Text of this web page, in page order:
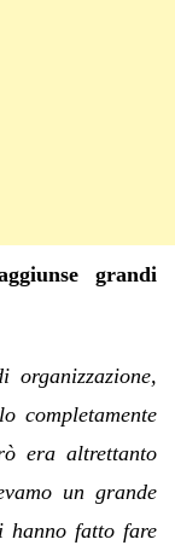
grandi
organizzazione,
completamente
era altrettanto
un grande
hanno fatto fare